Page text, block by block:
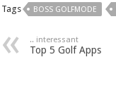
Tags BOSS GOLFMODE
.. interessant
Top 5 Golf Apps